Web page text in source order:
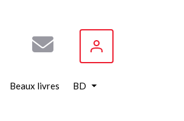
Beaux livres BD